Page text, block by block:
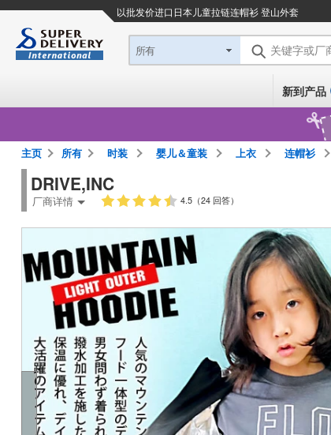
以批发价进口日本儿童拉链连帽衫 登山外套
所有 关键字或厂
新到产品
主页 所有 时装 婴儿＆童装 上衣 连帽衫
DRIVE,INC
厂商详情 4.5（24 回答）